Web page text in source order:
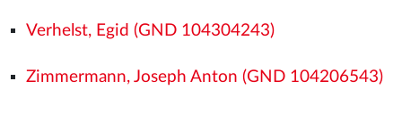
Verhelst, Egid (GND 104304243)
Zimmermann, Joseph Anton (GND 104206543)